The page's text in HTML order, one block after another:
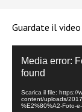
Guardate il
Player
Media error:
found
Scarica il file: https://
content/uploads/
%E2%80%A2-Foto-